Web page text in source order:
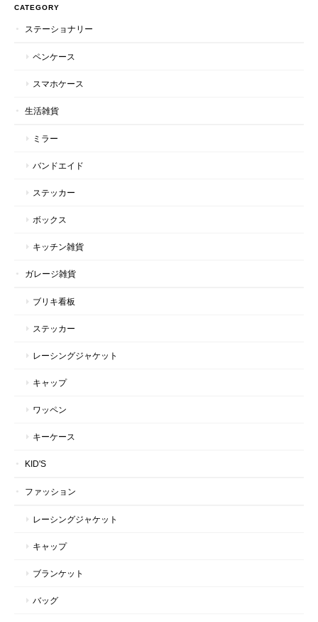
CATEGORY
ステーショナリー
ペンケース
スマホケース
生活雑貨
ミラー
バンドエイド
ステッカー
ボックス
キッチン雑貨
ガレージ雑貨
ブリキ看板
ステッカー
レーシングジャケット
キャップ
ワッペン
キーケース
KID'S
ファッション
レーシングジャケット
キャップ
ブランケット
バッグ